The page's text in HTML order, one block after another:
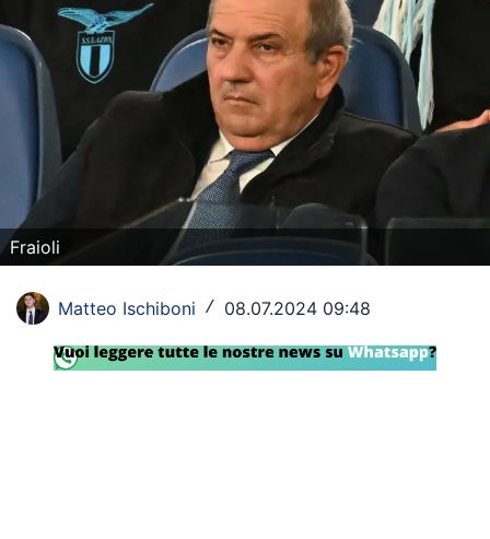
Calcio
Serie A
Champions League
Europa League
Altri Sport
Formula 1
Tennis
Fraioli
Matteo Ischiboni / 08.07.2024 09:48